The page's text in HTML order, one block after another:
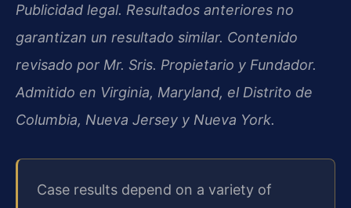
Publicidad legal. Resultados anteriores no
garantizan un resultado similar. Contenido
revisado por Mr. Sris. Propietario y Fundador.
Admitido en Virginia, Maryland, el Distrito de
Columbia, Nueva Jersey y Nueva York.
Case results depend on a variety of